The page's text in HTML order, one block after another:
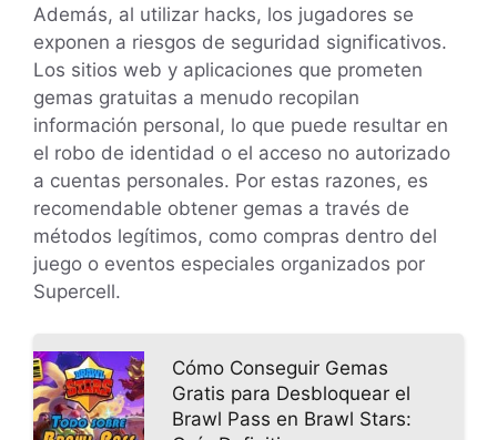
Además, al utilizar hacks, los jugadores se
exponen a riesgos de seguridad significativos.
Los sitios web y aplicaciones que prometen
gemas gratuitas a menudo recopilan
información personal, lo que puede resultar en
el robo de identidad o el acceso no autorizado
a cuentas personales. Por estas razones, es
recomendable obtener gemas a través de
métodos legítimos, como compras dentro del
juego o eventos especiales organizados por
Supercell.
Cómo Conseguir Gemas
Gratis para Desbloquear el
Brawl Pass en Brawl Stars: